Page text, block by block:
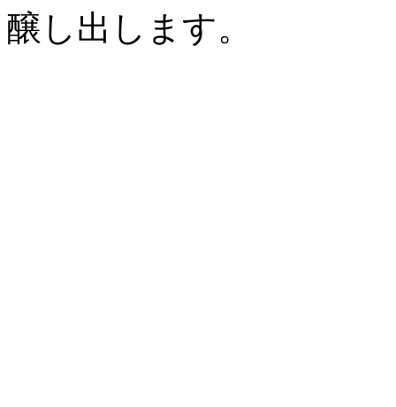
醸し出します。